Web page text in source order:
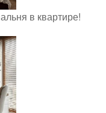
в квартире!